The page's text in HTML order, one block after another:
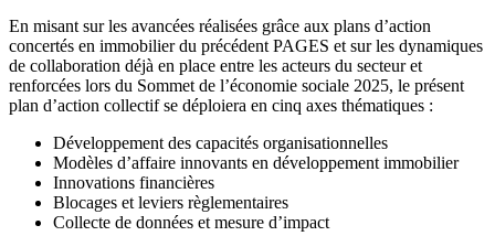
En misant sur les avancées réalisées grâce aux plans d’action
concertés en immobilier du précédent PAGES et sur les dynamiques
de collaboration déjà en place entre les acteurs du secteur et
renforcées lors du Sommet de l’économie sociale 2025, le présent
plan d’action collectif se déploiera en cinq axes thématiques :
Développement des capacités organisationnelles
Modèles d’affaire innovants en développement immobilier
Innovations financières
Blocages et leviers règlementaires
Collecte de données et mesure d’impact